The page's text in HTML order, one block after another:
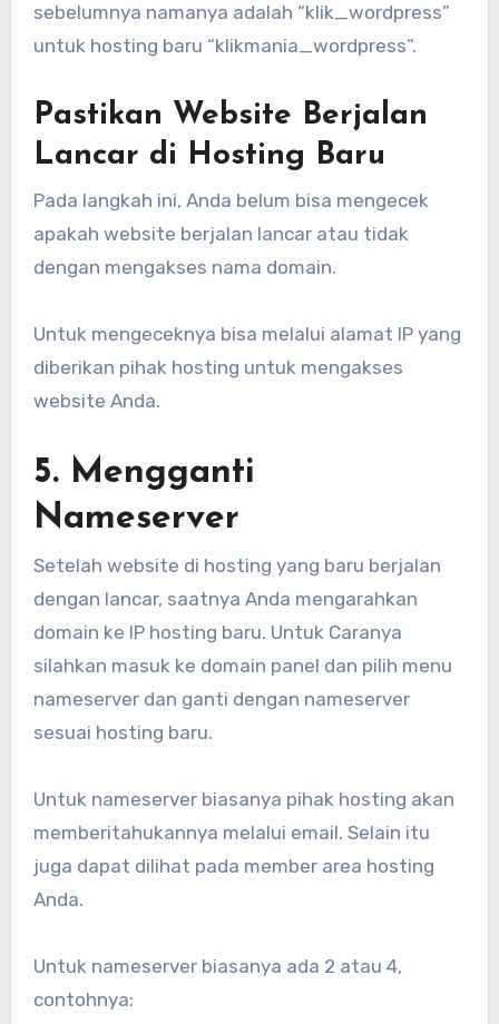
sebelumnya namanya adalah “klik_wordpress”
untuk hosting baru “klikmania_wordpress”.
Pastikan Website Berjalan
Lancar di Hosting Baru
Pada langkah ini, Anda belum bisa mengecek
apakah website berjalan lancar atau tidak
dengan mengakses nama domain.
Untuk mengeceknya bisa melalui alamat IP yang
diberikan pihak hosting untuk mengakses
website Anda.
5. Mengganti
Nameserver
Setelah website di hosting yang baru berjalan
dengan lancar, saatnya Anda mengarahkan
domain ke IP hosting baru. Untuk Caranya
silahkan masuk ke domain panel dan pilih menu
nameserver dan ganti dengan nameserver
sesuai hosting baru.
Untuk nameserver biasanya pihak hosting akan
memberitahukannya melalui email. Selain itu
juga dapat dilihat pada member area hosting
Anda.
Untuk nameserver biasanya ada 2 atau 4,
contohnya: